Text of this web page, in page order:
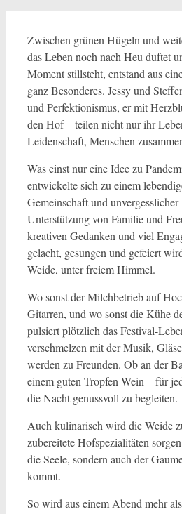
Zwischen grünen Hügeln und
das Leben noch nach Heu duftet
Moment stillsteht, entstand aus
ganz Besonderes. Jessy und
und Perfektionismus, er mit
den Hof – teilen nicht nur ihr
Leidenschaft, Menschen
Was einst nur eine Idee zu
entwickelte sich zu einem
Gemeinschaft und
Unterstützung von Familie und
kreativen Gedanken und viel
gelacht, gesungen und gefeiert
Weide, unter freiem Himmel.
Wo sonst der Milchbetrieb auf
Gitarren, und wo sonst die Kühe
pulsiert plötzlich das Festival-
verschmelzen mit der Musik,
werden zu Freunden. Ob an der
einem guten Tropfen Wein – für
die Nacht genussvoll zu begleiten.
Auch kulinarisch wird die Weide
zubereitete Hofspezialitäten
die Seele, sondern auch der
kommt.
So wird aus einem Abend mehr